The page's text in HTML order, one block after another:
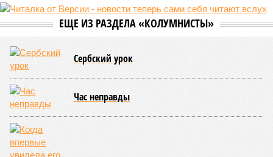
возраст практически вряд ли достижим – во всём виноваты
мутации ДНК.
В 2023 году в статье, опубликованной в научном издании
Cell.com, были описаны 12 признаков старения. К ним
относятся – не пугайтесь учёных терминов – повышенная
вероятность генетических мутаций при делении клетки,
неспособность контролировать выработку и поддержание
белков, а также дисфункция митохондрий. Некоторые из
этих признаков обратимы. Во всяком случае, таковы